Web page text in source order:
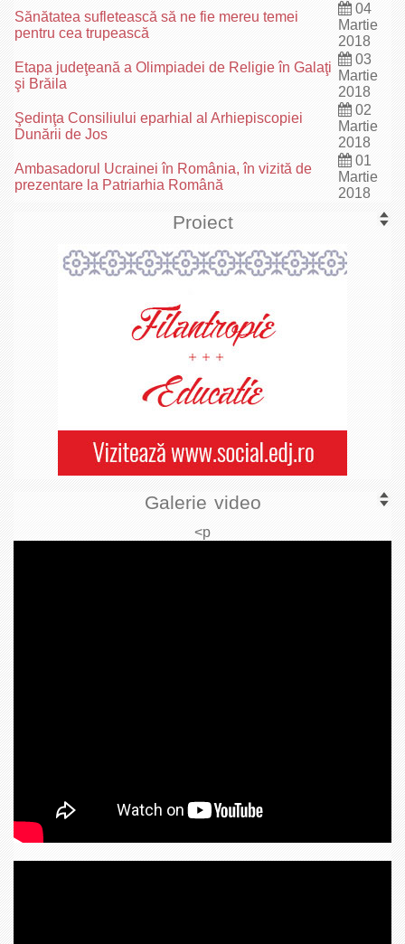
Sănătatea sufletească să ne fie mereu temei
pentru cea trupească
04
Martie
2018
Etapa judeţeană a Olimpiadei de Religie în Galaţi
şi Brăila
03
Martie
2018
Şedinţa Consiliului eparhial al Arhiepiscopiei
Dunării de Jos
02
Martie
2018
Ambasadorul Ucrainei în România, în vizită de
prezentare la Patriarhia Română
01
Martie
2018
Proiect
Galerie video
<p